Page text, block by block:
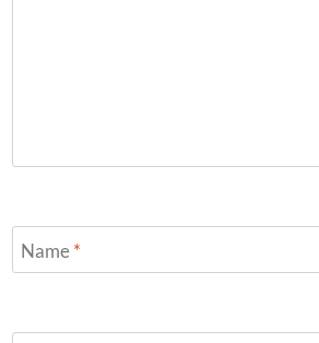
Name*